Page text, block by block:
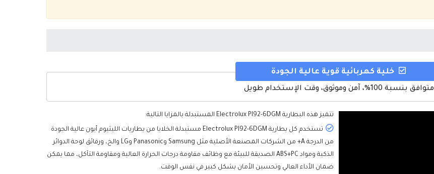
خلية كهربائية قوية عالية الجودة
متوافق بنسبة 100%، آمن وموثوق، وقت الإستخدام طويل
تتميز هذه البطارية Electrolux PI92-6DGM المستبدلة بالمزايا التالية:
تستخدم كل بطارية Electrolux PI92-6DGM مستبدلة الخلايا من بطاريات الليثيوم أيون عالية الجودة
من الدرجة A+ من الشركات المصنعة الأصلية مثل Samsung وPanasonic وLG والخ، ورقائق لوحة الدوائر
الذكية ومواد ABS+PC الصديقة للبيئة مع وظائف مقاومة درجات الحرارة العالية ومقاومة التآكل، مما يمكن
ضمان الأداء العالي وتحسين الأمان بشكل كبير في نفس الوقت.